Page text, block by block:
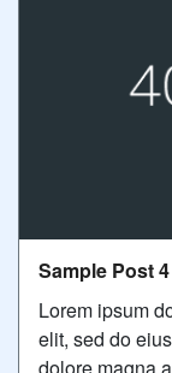
Sample Post 4
Lorem ipsum
elit, sed do